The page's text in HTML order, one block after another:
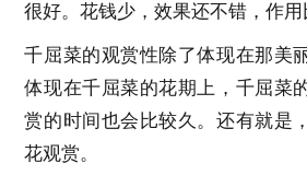
很好。花钱少，效果还不错，作用
千屈菜的观赏性除了体现在那美
体现在千屈菜的花期上，千屈菜
赏的时间也会比较久。还有就是
花观赏。